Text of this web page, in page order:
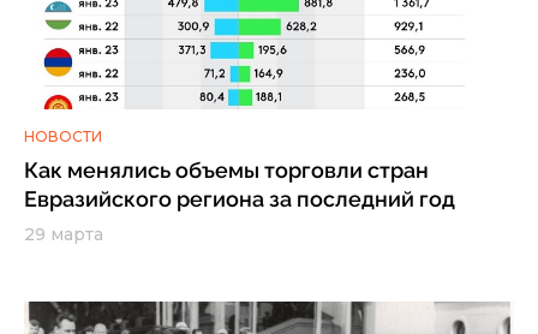
НОВОСТИ
Как менялись объемы торговли стран
Евразийского региона за последний год
29 марта